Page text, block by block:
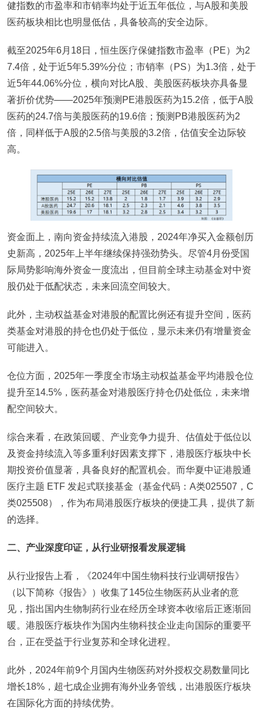
健指数的市盈率和市销率均处于近五年低位，与A股和美股
医药板块相比也明显低估，具备较高的安全边际。
截至2025年6月18日，恒生医疗保健指数市盈率（PE）为2
7.4倍，处于近5年5.39%分位；市销率（PS）为1.3倍，处于
近5年44.06%分位，横向对比A股、美股医药板块亦具备显
著折价优势——2025年预测PE港股医药为15.2倍，低于A股
医药的24.7倍与美股医药的19.6倍；预测PB港股医药为2
倍，同样低于A股的2.5倍与美股的3.2倍，估值安全边际较
高。
资金面上，南向资金持续流入港股，2024年净买入金额创历
史新高，2025年上半年继续保持强劲势头。尽管4月份受国
际局势影响海外资金一度流出，但目前全球主动基金对中资
股仍处于低配状态，未来回流空间较大。
此外，主动权益基金对港股的配置比例还有提升空间，医药
类基金对港股的持仓也仍处于低位，显示未来仍有增量资金
可能进入。
仓位方面，2025年一季度全市场主动权益基金平均港股仓位
提升至14.5%，医药基金对港股医疗持仓仍处低位，未来增
配空间较大。
综合来看，在政策回暖、产业竞争力提升、估值处于低位以
及资金持续流入等多重利好因素支撑下，港股医疗板块中长
期投资价值显著，具备良好的配置机会。而华夏中证港股通
医疗主题 ETF 发起式联接基金（基金代码：A类025507，C
类025508），作为布局港股医疗板块的便捷工具，提供了新
的选择。
二、产业深度印证，从行业研报看发展逻辑
从行业报告上看，《2024年中国生物科技行业调研报告》
（以下简称《报告》）收集了145位生物医药从业者的意
见，指出国内生物制药行业在经历全球资本收缩后正逐渐回
暖。港股医疗板块作为国内生物科技企业走向国际的重要平
台，正在受益于行业复苏和全球化进程。
此外，2024年前9个月国内生物医药对外授权交易数量同比
增长18%，超七成企业拥有海外业务管线，出港股医疗板块
在国际化方面的持续优势。